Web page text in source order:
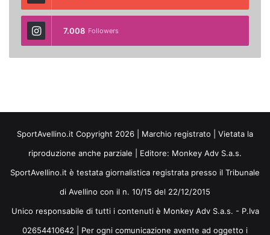
7.008 Followers
SportAvellino.it Copyright 2026 | Marchio registrato | Vietata la
riproduzione anche parziale | Editore: Monkey Adv S.a.s.
SportAvellino.it è testata giornalistica registrata presso il Tribunale
di Avellino con il n. 10/15 del 22/12/2015
Unico responsabile di tutti i contenuti è Monkey Adv S.a.s. - P.Iva
02654410642 | Per ogni comunicazione avente ad oggetto i